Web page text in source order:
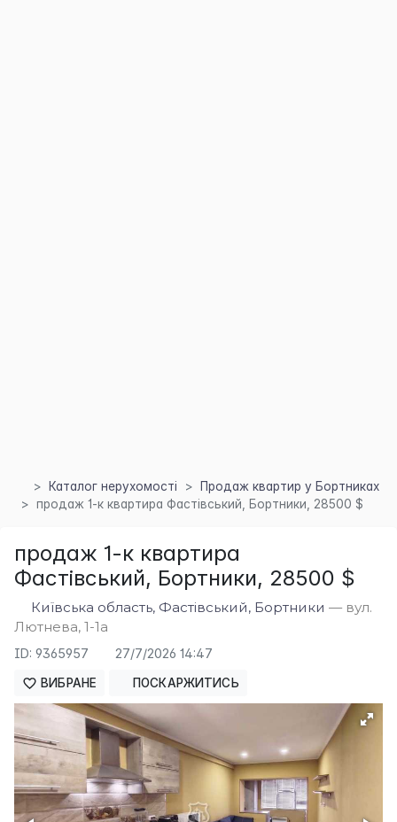
Каталог нерухомості
Продаж квартир у Бортниках
продаж 1-к квартира Фастівський, Бортники, 28500 $
продаж 1-к квартира
Фастівський, Бортники, 28500 $
Київська область, Фастівський, Бортники — вул.
Лютнева, 1-1а
ID: 9365957 27/7/2026 14:47
ВИБРАНЕ ПОСКАРЖИТИСЬ